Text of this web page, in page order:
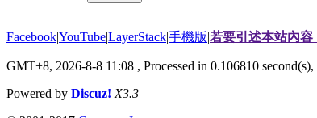
Facebook|YouTube|LayerStack|手機版|若要引述本站內
GMT+8, 2026-8-8 11:08 , Processed in 0.106810
Powered by Discuz! X3.3